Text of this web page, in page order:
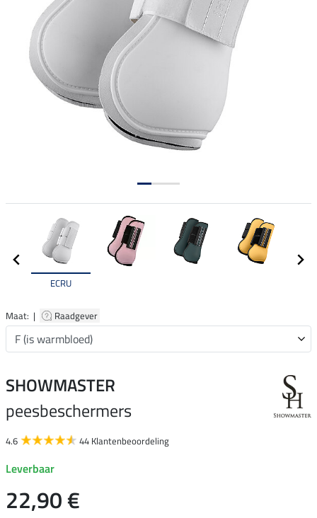
ECRU
Maat: | Raadgever
SHOWMASTER
peesbeschermers
4.6 44 Klantenbeoordeling
Leverbaar
22,90 €